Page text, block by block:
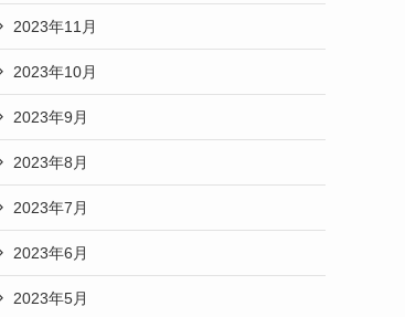
2023年11月
2023年10月
2023年9月
2023年8月
2023年7月
2023年6月
2023年5月